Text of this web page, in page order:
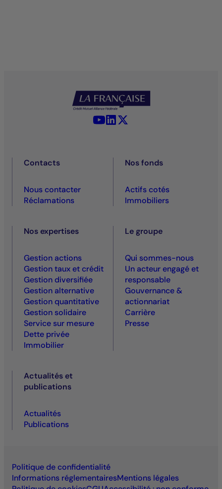
YouTube - La Française
LinkedIn - La Française
Contacts
Nous contacter
Réclamations
Nos fonds
Actifs cotés
Immobiliers
Nos expertises
Gestion actions
Gestion taux et crédit
Gestion diversifiée
Gestion alternative
Gestion quantitative
Gestion solidaire
Service sur mesure
Dette privée
Immobilier
Le groupe
Qui sommes-nous
Un acteur engagé et
responsable
Gouvernance &
actionnariat
Carrière
Presse
Actualités et
publications
Actualités
Publications
Politique de confidentialité
Informations réglementairesMentions légales